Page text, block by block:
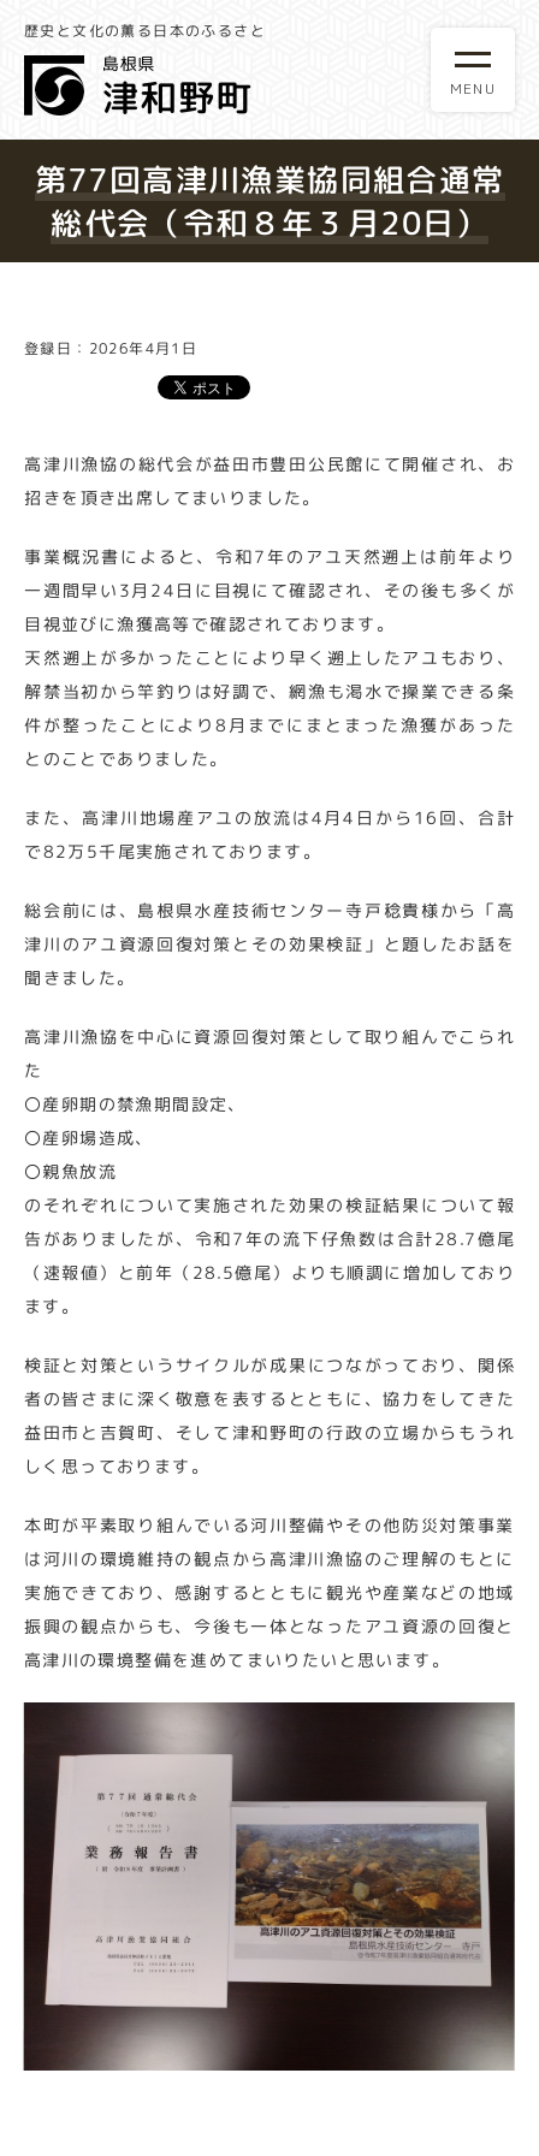
歴史と文化の薫る日本のふるさと
第77回高津川漁業協同組合通常
総代会（令和８年３月20日）
登録日：2026年4月1日
高津川漁協の総代会が益田市豊田公民館にて開催され、お
招きを頂き出席してまいりました。
事業概況書によると、令和7年のアユ天然遡上は前年より
一週間早い3月24日に目視にて確認され、その後も多くが
目視並びに漁獲高等で確認されております。
天然遡上が多かったことにより早く遡上したアユもおり、
解禁当初から竿釣りは好調で、網漁も渇水で操業できる条
件が整ったことにより8月までにまとまった漁獲があった
とのことでありました。
また、高津川地場産アユの放流は4月4日から16回、合計
で82万5千尾実施されております。
総会前には、島根県水産技術センター寺戸稔貴様から「高
津川のアユ資源回復対策とその効果検証」と題したお話を
聞きました。
高津川漁協を中心に資源回復対策として取り組んでこられ
た
〇産卵期の禁漁期間設定、
〇産卵場造成、
〇親魚放流
のそれぞれについて実施された効果の検証結果について報
告がありましたが、令和7年の流下仔魚数は合計28.7億尾
（速報値）と前年（28.5億尾）よりも順調に増加しており
ます。
検証と対策というサイクルが成果につながっており、関係
者の皆さまに深く敬意を表するとともに、協力をしてきた
益田市と吉賀町、そして津和野町の行政の立場からもうれ
しく思っております。
本町が平素取り組んでいる河川整備やその他防災対策事業
は河川の環境維持の観点から高津川漁協のご理解のもとに
実施できており、感謝するとともに観光や産業などの地域
振興の観点からも、今後も一体となったアユ資源の回復と
高津川の環境整備を進めてまいりたいと思います。